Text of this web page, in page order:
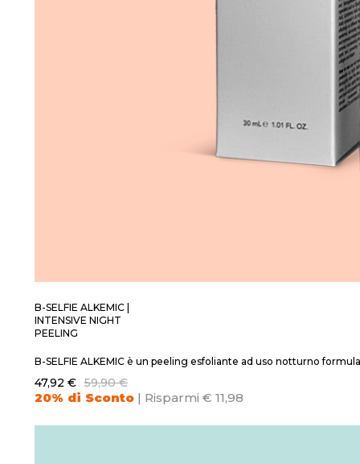
B-SELFIE ALKEMIC |
INTENSIVE NIGHT
PEELING
B-SELFIE ALKEMIC è un peeling esfoliante ad uso notturno
47,92 € 59,90 €
20% di Sconto | Risparmi € 11,98